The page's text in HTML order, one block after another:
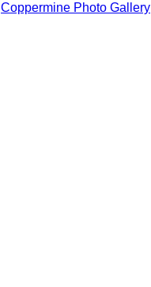
Coppermine Photo Gallery